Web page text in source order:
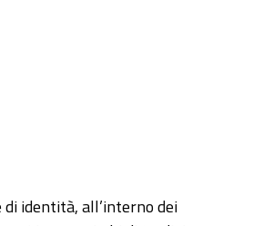
identità, all’interno dei